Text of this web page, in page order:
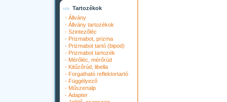
Tartozékok
- Állvány
- Állvány tartozékok
- Szintezőléc
- Prizmabot, prizma
- Prizmabot tartó (bipod)
- Prizmabot tartozék
- Mérőléc, mérőrúd
- Kitűzőrúd, libella
- Forgatható reflektortartó
- Függélyező
- Műszertalp
- Adapter